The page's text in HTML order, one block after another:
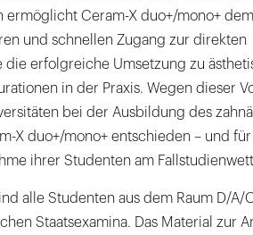
ermöglicht Ceram-X duo+/mono+
und schnellen Zugang zur direkten
die erfolgreiche Umsetzung zu
in der Praxis. Wegen dieser
bei der Ausbildung des
X duo+/mono+ entschieden – und
ihrer Studenten am
alle Studenten aus dem Raum D/A/
Staatsexamina. Das Material zur